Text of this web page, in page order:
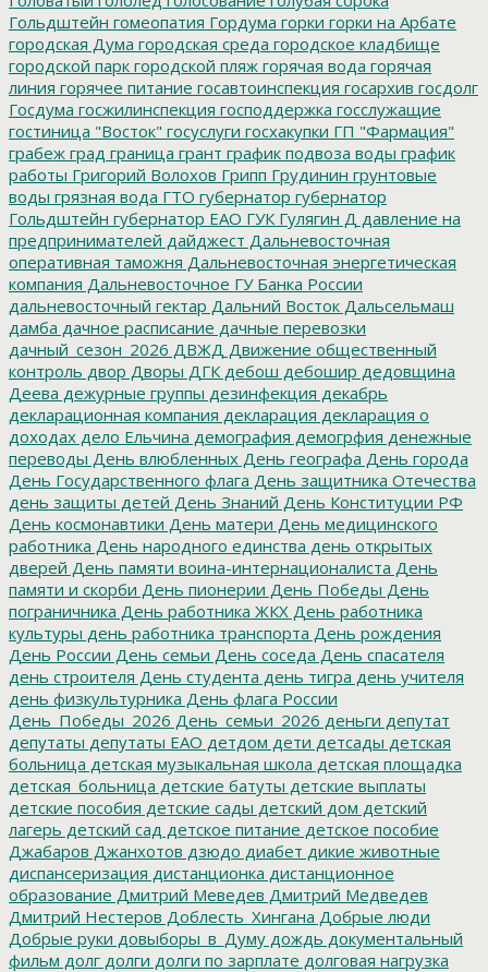
Гольдштейн гомеопатия Гордума горки горки на Арбате
городская Дума городская среда городское кладбище
городской парк городской пляж горячая вода горячая
линия горячее питание госавтоинспекция госархив госдолг
Госдума госжилинспекция господдержка госслужащие
гостиница "Восток" госуслуги госхакупки ГП "Фармация"
грабеж град граница грант график подвоза воды график
работы Григорий Волохов Грипп Грудинин грунтовые
воды грязная вода ГТО губернатор губернатор
Гольдштейн губернатор ЕАО ГУК Гулягин Д давление на
предпринимателей дайджест Дальневосточная
оперативная таможня Дальневосточная энергетическая
компания Дальневосточное ГУ Банка России
дальневосточный гектар Дальний Восток Дальсельмаш
дамба дачное расписание дачные перевозки
дачный_сезон_2026 ДВЖД Движение общественный
контроль двор Дворы ДГК дебош дебошир дедовщина
Деева дежурные группы дезинфекция декабрь
декларационная компания декларация декларация о
доходах дело Ельчина демография демогрфия денежные
переводы День влюбленных День географа День города
День Государственного флага День защитника Отечества
день защиты детей День Знаний День Конституции РФ
День космонавтики День матери День медицинского
работника День народного единства день открытых
дверей День памяти воина-интернационалиста День
памяти и скорби День пионерии День Победы День
пограничника День работника ЖКХ День работника
культуры день работника транспорта День рождения
День России День семьи День соседа День спасателя
день строителя День студента день тигра день учителя
день физкультурника День флага России
День_Победы_2026 День_семьи_2026 деньги депутат
депутаты депутаты ЕАО детдом дети детсады детская
больница детская музыкальная школа детская площадка
детская_больница детские батуты детские выплаты
детские пособия детские сады детский дом детский
лагерь детский сад детское питание детское пособие
Джабаров Джанхотов дзюдо диабет дикие животные
диспансеризация дистанционка дистанционное
образование Дмитрий Меведев Дмитрий Медведев
Дмитрий Нестеров Доблесть_Хингана Добрые люди
Добрые руки довыборы_в_Думу дождь документальный
фильм долг долги долги по зарплате долговая нагрузка